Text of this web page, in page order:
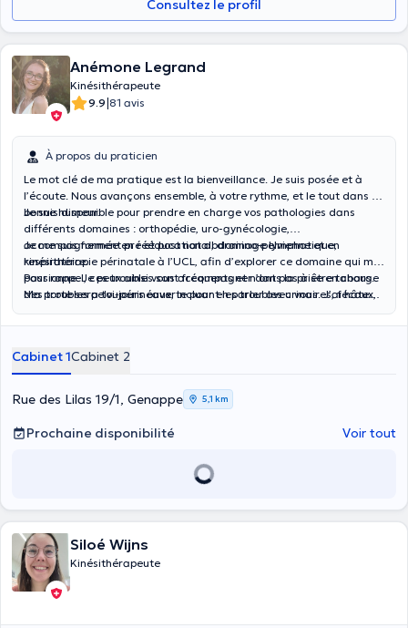
Consultez le profil
Anémone Legrand
Kinésithérapeute
9.9|81 avis
À propos du praticien
Le mot clé de ma pratique est la bienveillance. Je suis posée et à
l’écoute. Nous avançons ensemble, à votre rythme, et le tout dans la
bonne humeur.
Je suis disponible pour prendre en charge vos pathologies dans
différents domaines : orthopédie, uro-gynécologie,
accompagnement pré et post natal, drainage lymphatique,
respiratoire.
Je me suis formée en rééducation abdomino-pelvienne et en
kinésithérapie périnatale à l’UCL, afin d’explorer ce domaine qui me
passionne. Je peux ainsi vous accompagner dans la prise en charge
des troubles pelvi-périnéaux, incluant les troubles urinaires, fécaux,
intime, chez les femmes, les hommes et les enfants.
Pour rappel, ces troubles sont fréquents et n’ont pas à être tabous.
Ma porte sera toujours ouverte pour en parler avec vous. J’ai hâte
objectifs.
Cabinet 1Cabinet 2
Rue des Lilas 19/1, Genappe 5,1 km
Prochaine disponibilité Voir tout
Siloé Wijns
Kinésithérapeute